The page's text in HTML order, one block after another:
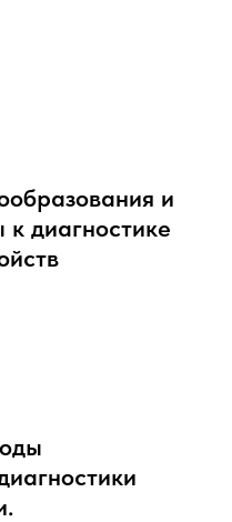
и
диагностике